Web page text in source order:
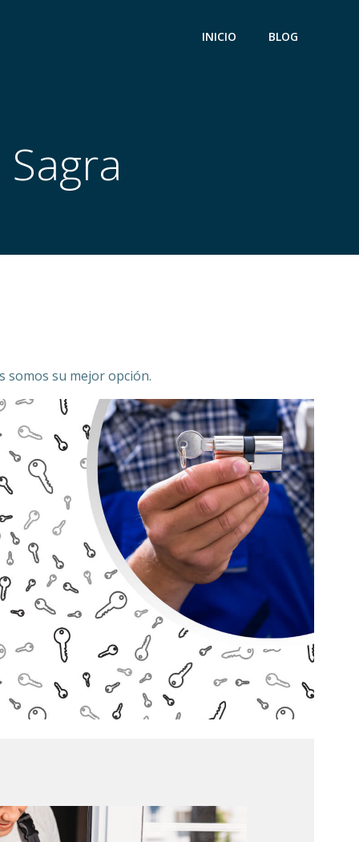
INICIO BLOG
somos su mejor opción.